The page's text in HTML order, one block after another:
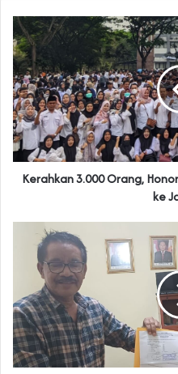
Kerahkan 3.000 Orang,
ke